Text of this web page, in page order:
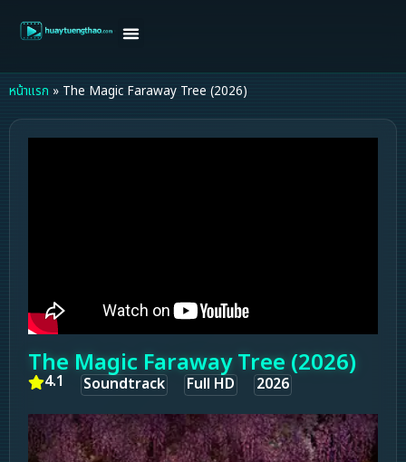
หน้าแรก » The Magic Faraway Tree (2026)
The Magic Faraway Tree (2026)
4.1 Soundtrack Full HD 2026